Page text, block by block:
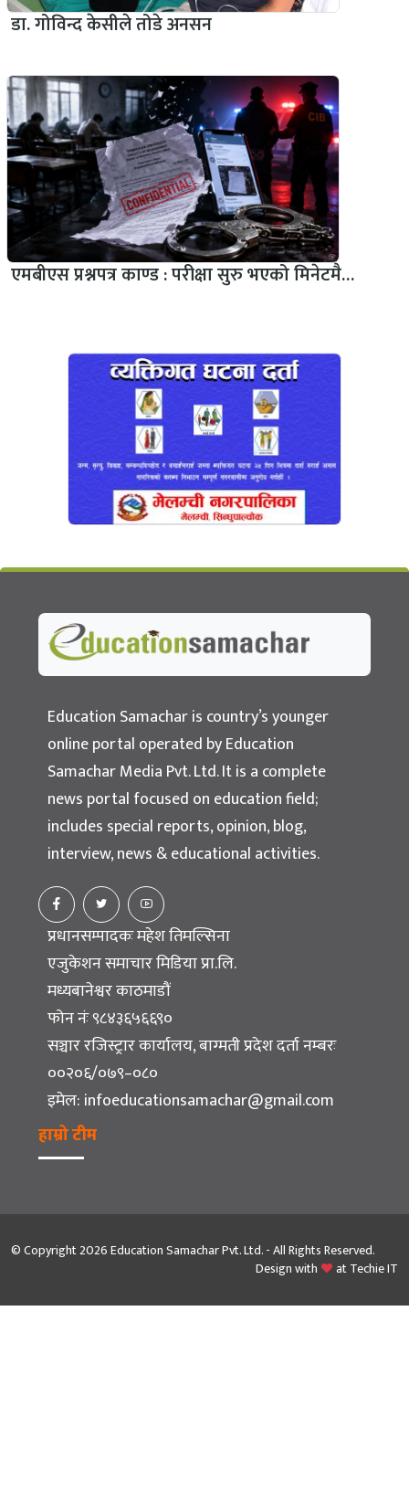
डा. गोविन्द केसीले तोडे अनसन
एमबीएस प्रश्नपत्र काण्ड : परीक्षा सुरु भएको मिनेटमै…
Education Samachar
Nepal's No.1 Educational News Portal
Education Samachar is country’s younger
online portal operated by Education
Samachar Media Pvt. Ltd. It is a complete
news portal focused on education field;
includes special reports, opinion, blog,
interview, news & educational activities.
प्रधानसम्पादकः महेश तिमल्सिना
एजुकेशन समाचार मिडिया प्रा.लि.
मध्यबानेश्वर काठमाडौं
फोन नंः ९८४३६५६६९०
सञ्चार रजिस्ट्रार कार्यालय, बाग्मती प्रदेश दर्ता नम्बरः
००२०६/०७९–०८०
इमेल: infoeducationsamachar@gmail.com
हाम्रो टीम
© Copyright 2026 Education Samachar Pvt. Ltd. - All Rights Reserved.
Design with
atTechie IT